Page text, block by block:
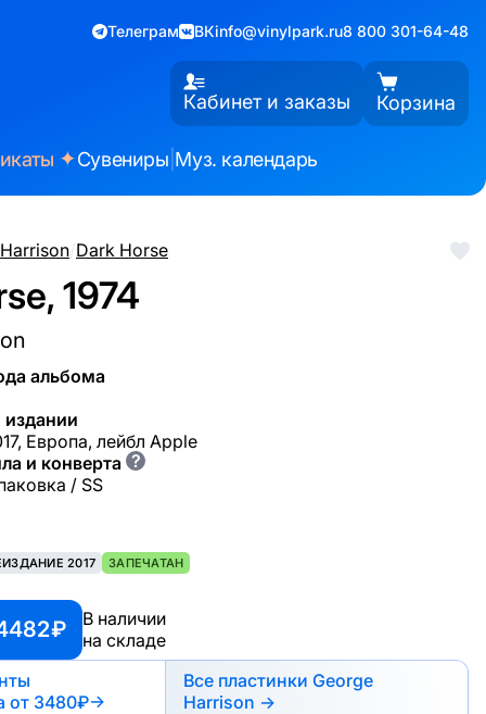
Телеграм ВКinfo@vinylpark.ru8 800 301-64-48
Кабинет и заказы Корзина
✦Сувениры Муз. календарь
/Dark Horse
1974
альбома
Европа, лейбл Apple
и конверта ?
/ SS
2017 ЗАПЕЧАТАН
₽
В наличии
на складе
от 3480₽→
Все пластинки George
Harrison →